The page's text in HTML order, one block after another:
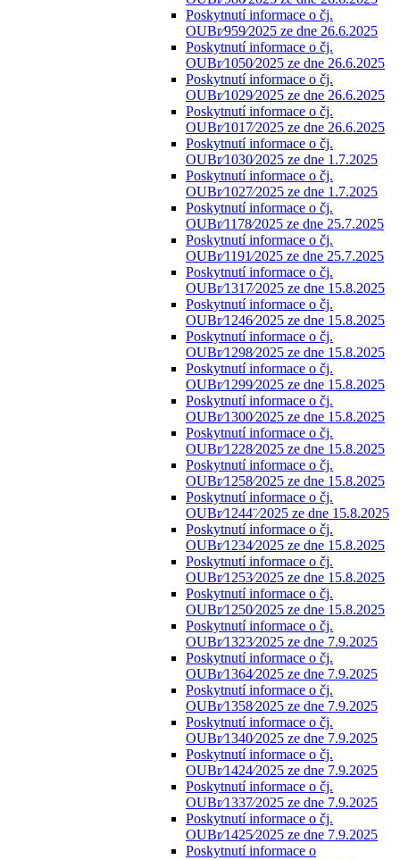
Poskytnutí informace o čj.
OUBr⁄959⁄2025 ze dne 26.6.2025
Poskytnutí informace o čj.
OUBr⁄1050⁄2025 ze dne 26.6.2025
Poskytnutí informace o čj.
OUBr⁄1029⁄2025 ze dne 26.6.2025
Poskytnutí informace o čj.
OUBr⁄1017⁄2025 ze dne 26.6.2025
Poskytnutí informace o čj.
OUBr⁄1030⁄2025 ze dne 1.7.2025
Poskytnutí informace o čj.
OUBr⁄1027⁄2025 ze dne 1.7.2025
Poskytnutí informace o čj.
OUBr⁄1178⁄2025 ze dne 25.7.2025
Poskytnutí informace o čj.
OUBr⁄1191⁄2025 ze dne 25.7.2025
Poskytnutí informace o čj.
OUBr⁄1317⁄2025 ze dne 15.8.2025
Poskytnutí informace o čj.
OUBr⁄1246⁄2025 ze dne 15.8.2025
Poskytnutí informace o čj.
OUBr⁄1298⁄2025 ze dne 15.8.2025
Poskytnutí informace o čj.
OUBr⁄1299⁄2025 ze dne 15.8.2025
Poskytnutí informace o čj.
OUBr⁄1300⁄2025 ze dne 15.8.2025
Poskytnutí informace o čj.
OUBr⁄1228⁄2025 ze dne 15.8.2025
Poskytnutí informace o čj.
OUBr⁄1258⁄2025 ze dne 15.8.2025
Poskytnutí informace o čj.
OUBr⁄1244¨⁄2025 ze dne 15.8.2025
Poskytnutí informace o čj.
OUBr⁄1234⁄2025 ze dne 15.8.2025
Poskytnutí informace o čj.
OUBr⁄1253⁄2025 ze dne 15.8.2025
Poskytnutí informace o čj.
OUBr⁄1250⁄2025 ze dne 15.8.2025
Poskytnutí informace o čj.
OUBr⁄1323⁄2025 ze dne 7.9.2025
Poskytnutí informace o čj.
OUBr⁄1364⁄2025 ze dne 7.9.2025
Poskytnutí informace o čj.
OUBr⁄1358⁄2025 ze dne 7.9.2025
Poskytnutí informace o čj.
OUBr⁄1340⁄2025 ze dne 7.9.2025
Poskytnutí informace o čj.
OUBr⁄1424⁄2025 ze dne 7.9.2025
Poskytnutí informace o čj.
OUBr⁄1337⁄2025 ze dne 7.9.2025
Poskytnutí informace o čj.
OUBr⁄1425⁄2025 ze dne 7.9.2025
Poskytnutí informace o